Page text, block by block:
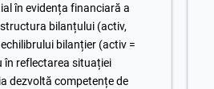
în evidența financiară a
bilanțului (activ,
bilanțier (activ =
în reflectarea situației
dezvoltă competențe de